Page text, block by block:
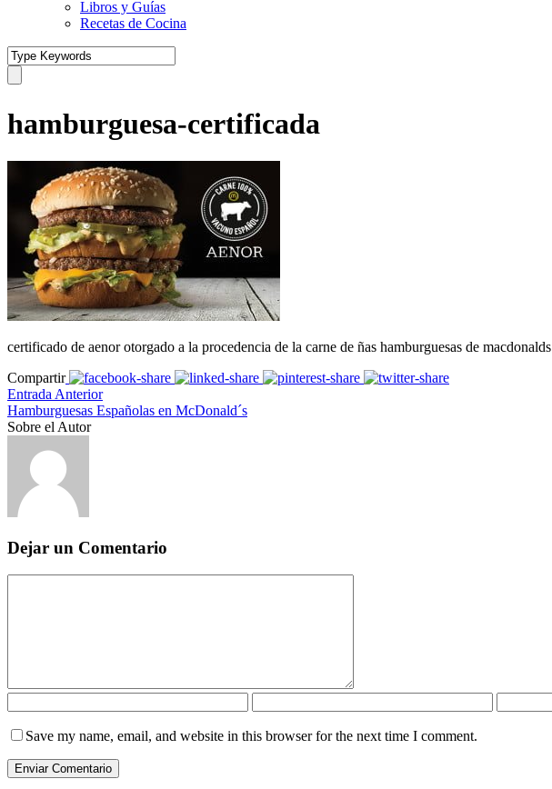
Libros y Guías
Recetas de Cocina
hamburguesa-certificada
certificado de aenor otorgado a la procedencia de la carne de ñas hamburguesas de macdonalds
Compartir
Entrada Anterior
Hamburguesas Españolas en McDonald´s
Sobre el Autor
Dejar un Comentario
Save my name, email, and website in this browser for the next time I comment.